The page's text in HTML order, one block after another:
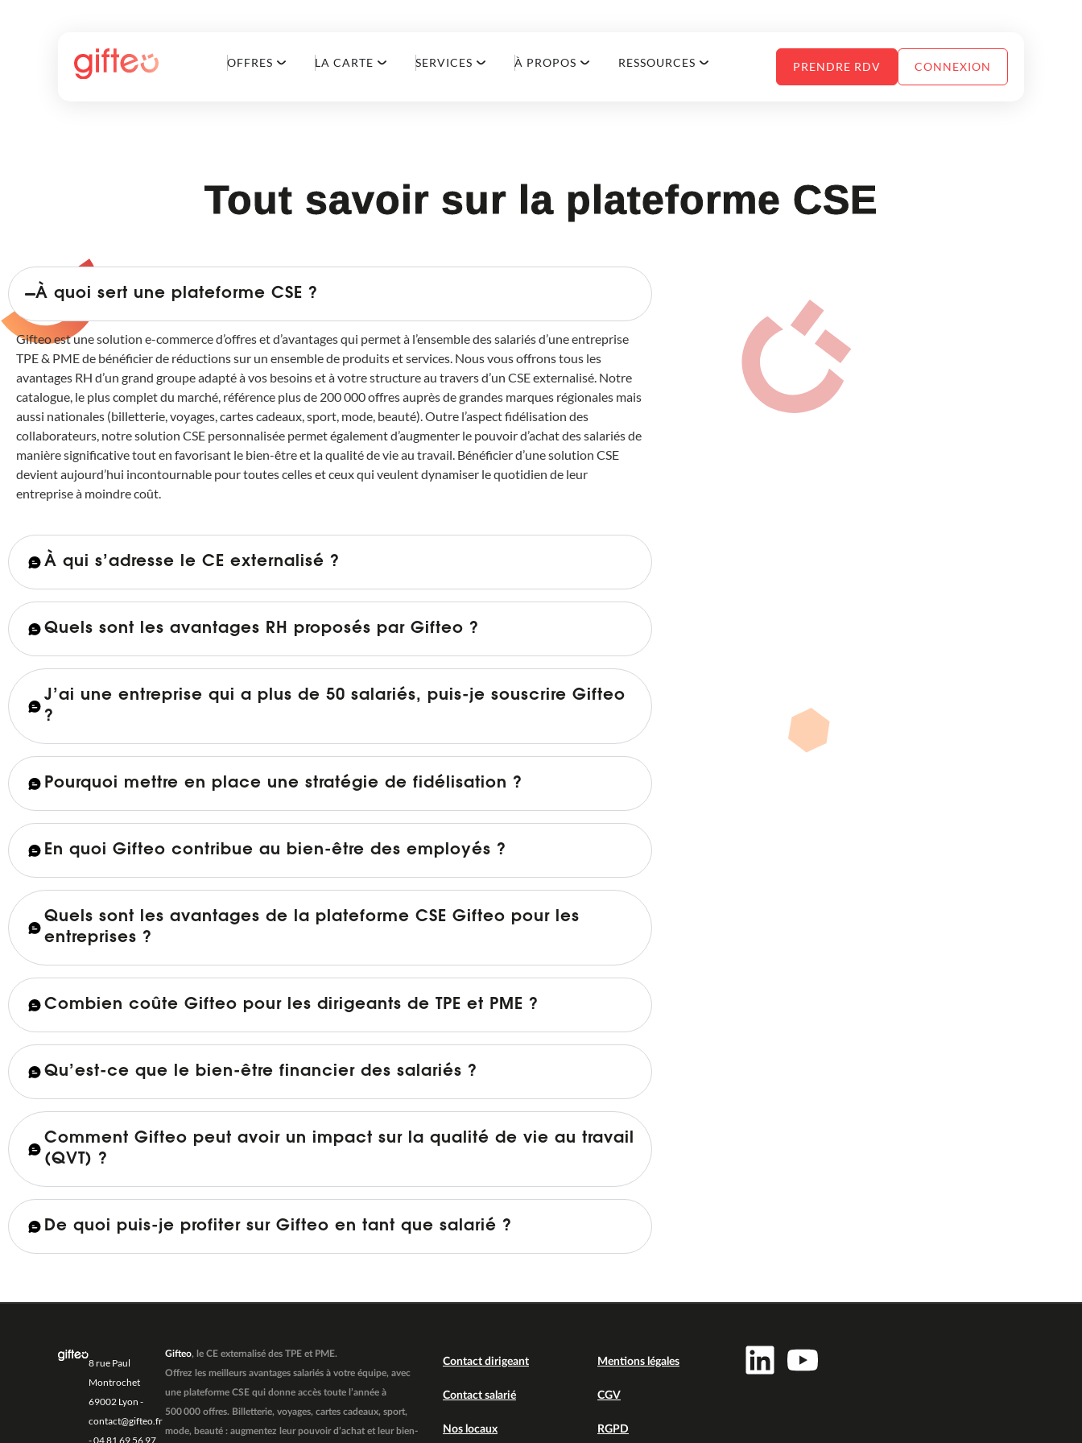
OFFRES LA CARTE SERVICES À PROPOS RESSOURCES PRENDRE RDV CONNEXION
Tout savoir sur la plateforme CSE
À quoi sert une plateforme CSE ?
Gifteo est une solution e-commerce d’offres et d’avantages qui permet à l’ensemble des salariés d’une entreprise
TPE & PME de bénéficier de réductions sur un ensemble de produits et services. Nous vous offrons tous les
avantages RH d’un grand groupe adapté à vos besoins et à votre structure au travers d’un CSE externalisé. Notre
catalogue, le plus complet du marché, référence plus de 200 000 offres auprès de grandes marques régionales mais
aussi nationales (billetterie, voyages, cartes cadeaux, sport, mode, beauté). Outre l’aspect fidélisation des
collaborateurs, notre solution CSE personnalisée permet également d’augmenter le pouvoir d’achat des salariés de
manière significative tout en favorisant le bien-être et la qualité de vie au travail. Bénéficier d’une solution CSE
devient aujourd’hui incontournable pour toutes celles et ceux qui veulent dynamiser le quotidien de leur
entreprise à moindre coût.
À qui s’adresse le CE externalisé ?
Quels sont les avantages RH proposés par Gifteo ?
J’ai une entreprise qui a plus de 50 salariés, puis-je souscrire Gifteo
?
Pourquoi mettre en place une stratégie de fidélisation ?
En quoi Gifteo contribue au bien-être des employés ?
Quels sont les avantages de la plateforme CSE Gifteo pour les
entreprises ?
Combien coûte Gifteo pour les dirigeants de TPE et PME ?
Qu’est-ce que le bien-être financier des salariés ?
Comment Gifteo peut avoir un impact sur la qualité de vie au travail
(QVT) ?
De quoi puis-je profiter sur Gifteo en tant que salarié ?
8 rue Paul
Montrochet
69002 Lyon -
contact@gifteo.fr
- 04 81 69 56 97
Gifteo, le CE externalisé des TPE et PME.
Offrez les meilleurs avantages salariés à votre équipe, avec
une plateforme CSE qui donne accès toute l’année à
500 000 offres. Billetterie, voyages, cartes cadeaux, sport,
mode, beauté : augmentez leur pouvoir d’achat et leur bien-
Contact dirigeant
Contact salarié
Nos locaux
Mentions légales
CGV
RGPD